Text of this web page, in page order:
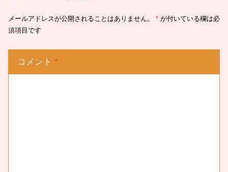
メールアドレスが公開されることはありません。 * が付いている欄は必
須項目です
コメント *